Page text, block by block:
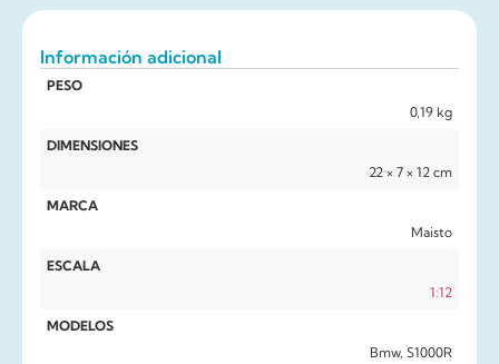
Información adicional
PESO
0,19 kg
DIMENSIONES
22 × 7 × 12 cm
MARCA
Maisto
ESCALA
1:12
MODELOS
Bmw, S1000R